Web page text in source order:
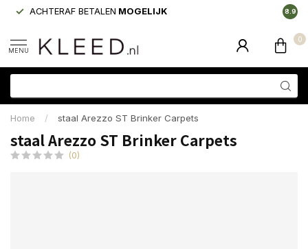
ACHTERAF BETALEN MOGELIJK 8.9
MENU
0
Home / staal Arezzo ST Brinker Carpets
staal Arezzo ST Brinker Carpets
(0)